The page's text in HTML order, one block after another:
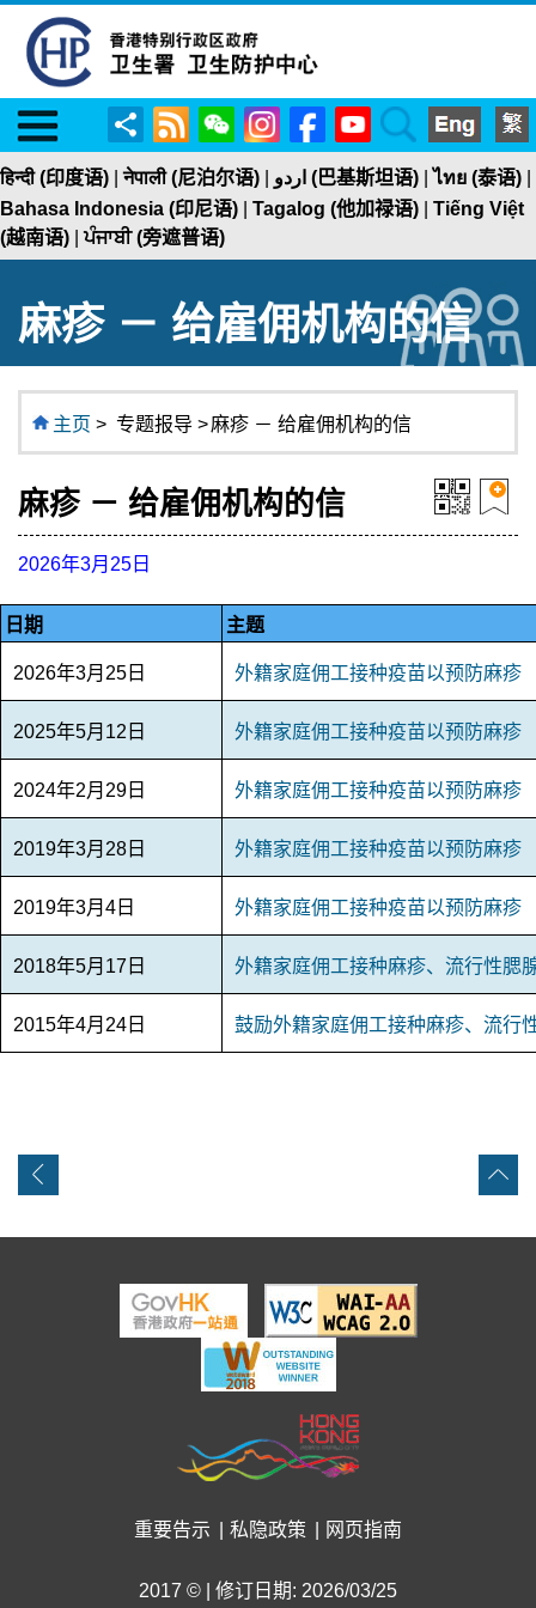
Menu
分
享
RSS WeChatInstagramFacebookYouTubeSearch
हिन्दी (印度语) |नेपाली (尼泊尔语) اردو (巴基斯坦语) |ไทย (泰语)
Bahasa Indonesia (印尼语)
Tagalog (他加禄语)
Tiếng Việt
(越南语) |ਪੰਜਾਬੀ (旁遮普语)
麻疹 － 给雇佣机构的信
主页 > 专题报导 >麻疹 － 给雇佣机构的信
麻疹 － 给雇佣机构的信
2026年3月25日
日期 主题
2026年3月25日 外籍家庭佣工接种疫苗以预防麻疹
2025年5月12日 外籍家庭佣工接种疫苗以预防麻疹
2024年2月29日 外籍家庭佣工接种疫苗以预防麻疹
2019年3月28日 外籍家庭佣工接种疫苗以预防麻疹
2019年3月4日 外籍家庭佣工接种疫苗以预防麻疹
2018年5月17日 外籍家庭佣工接种麻疹、流行性腮
2015年4月24日 鼓励外籍家庭佣工接种麻疹、流行
重要告示 私隐政策 网页指南
2017 © | 修订日期: 2026/03/25